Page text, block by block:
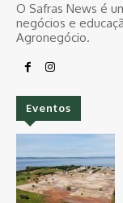
O Safras News é
negócios e
Agronegócio.
Eventos